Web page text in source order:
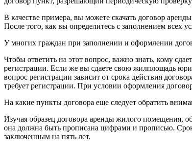
В качестве примера, вы можете скачать договор
После того, как вы определитесь с заполнением всех
У многих граждан при заполнении и оформлении
Чтобы ответить на этот вопрос, важно знать, кому
регистрации. Если же вы сдаете свою жилплощадь
вопрос регистрации зависит от срока действия
требует регистрации. При условии оформления
На какие пункты договора еще следует обратить
Изучая образец договора аренды жилого помещения,
она должна быть прописана цифрами и прописью. Срок
заключенным на пять лет.